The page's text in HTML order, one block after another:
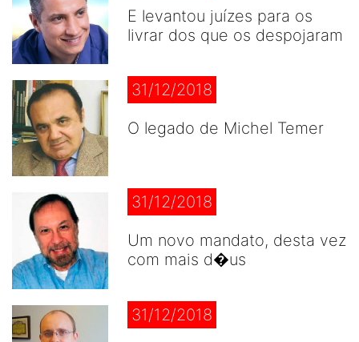
E levantou juízes para os
livrar dos que os despojaram
31/12/2018
O legado de Michel Temer
31/12/2018
Um novo mandato, desta vez
com mais d�us
31/12/2018